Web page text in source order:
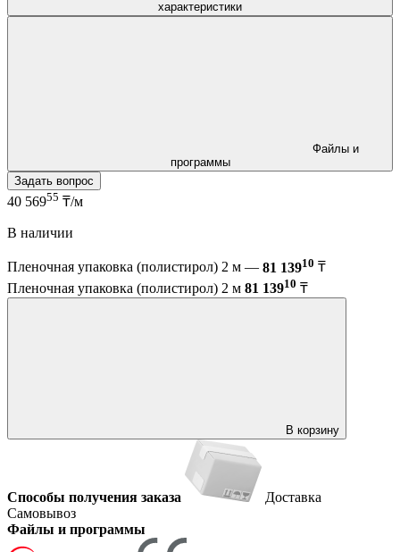
характеристики
программы
Задать вопрос
40 56955 ₸/м
В наличии
Пленочная упаковка (полистирол) 2 м — 81 13910 ₸
Пленочная упаковка (полистирол) 2 м 81 13910 ₸
В корзину
Способы получения заказа
Доставка
Самовывоз
Файлы и программы